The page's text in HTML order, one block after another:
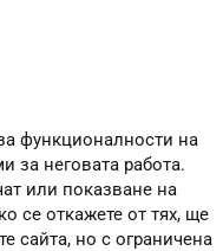
функционалности на
за неговата работа.
или показване на
се откажете от тях, ще
сайта, но с ограничена